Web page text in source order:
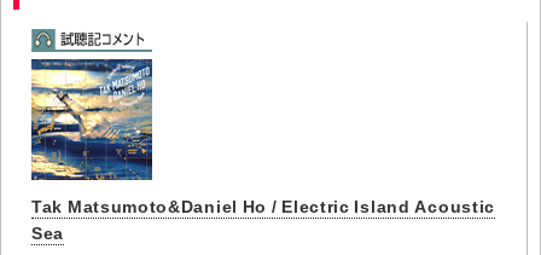
Tak Matsumoto&Daniel Ho / Electric Island Acoustic
Sea